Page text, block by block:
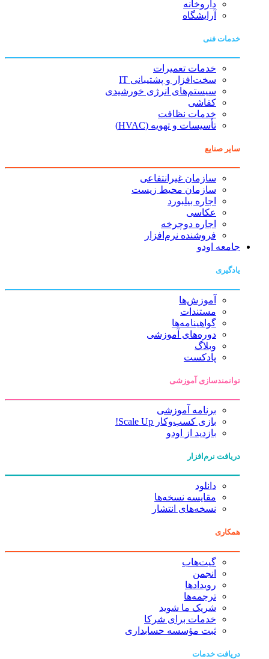
داروخانه
آرایشگاه
خدمات فنی
خدمات تعمیرات
سخت‌افزار و پشتیبانی IT
سیستم‌های انرژی خورشیدی
کفاشی
خدمات نظافت
تأسیسات و تهویه (HVAC)
سایر صنایع
سازمان غیرانتفاعی
سازمان محیط زیست
اجاره بیلبورد
عکاسی
اجاره دوچرخه
فروشنده نرم‌افزار
جامعه اودو
یادگیری
آموزش‌ها
مستندات
گواهینامه‌ها
دوره‌های آموزشی
وبلاگ
پادکست
توانمندسازی آموزشی
برنامه آموزشی
بازی کسب‌وکار Scale Up!
بازدید از اودو
دریافت نرم‌افزار
دانلود
مقایسه نسخه‌ها
نسخه‌های انتشار
همکاری
گیت‌هاب
انجمن
رویدادها
ترجمه‌ها
شریک ما شوید
خدمات برای شرکا
ثبت مؤسسه حسابداری
دریافت خدمات